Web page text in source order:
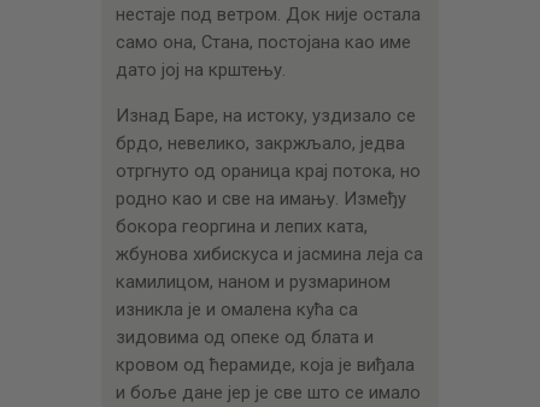
нестаје под ветром. Док није остала
само она, Стана, постојана као име
дато јој на крштењу.
Изнад Баре, на истоку, уздизало се
брдо, невелико, закржљало, једва
отргнуто од ораница крај потока, но
родно као и све на имању. Између
бокора георгина и лепих ката,
жбунова хибискуса и јасмина леја са
камилицом, наном и рузмарином
изникла је и омалена кућа са
зидовима од опеке од блата и
кровом од ћерамиде, која је виђала
и боље дане јер је све што се имало